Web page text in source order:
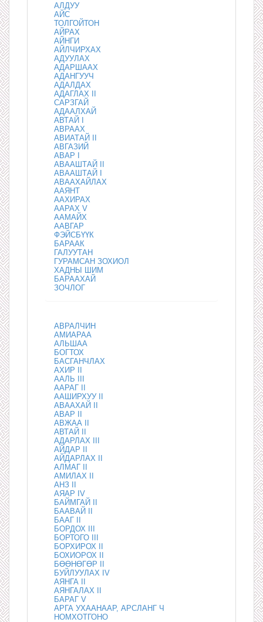
АЛДУУ
АЙС
ТОЛГОЙТОН
АЙРАХ
АЙНГИ
АЙЛЧИРХАХ
АДУУЛАХ
АДАРШААХ
АДАНГУУЧ
АДАЛДАХ
АДАГЛАХ II
САРЗГАЙ
АДААЛХАЙ
АВТАЙ I
АВРААХ
АВИАТАЙ II
АВГАЗИЙ
АВАР I
АВААШТАЙ II
АВААШТАЙ I
АВААХАЙЛАХ
ААЯНТ
ААХИРАХ
ААРАХ V
ААМАЙХ
ААВГАР
ФЭЙСБҮҮК
БАРААК
ГАЛУУТАН
ГУРАМСАН ЗОХИОЛ
ХАДНЫ ШИМ
БАРААХАЙ
ЗОЧЛОГ
АВРАЛЧИН
АМИАРАА
АЛЬШАА
БОГТОХ
БАСГАНЧЛАХ
АХИР II
ААЛЬ III
ААРАГ II
ААШИРХУУ II
АВААХАЙ II
АВАР II
АВЖАА II
АВТАЙ II
АДАРЛАХ III
АЙДАР II
АЙДАРЛАХ II
АЛМАГ II
АМИЛАХ II
АНЗ II
АЯАР IV
БАЙМГАЙ II
БААВАЙ II
БААГ II
БОРДОХ III
БОРТОГО III
БОРХИРОХ II
БОХИОРОХ II
БӨӨНӨГӨР II
БУЙЛУУЛАХ IV
АЯНГА II
АЯНГАЛАХ II
БАРАГ V
АРГА УХААНААР, АРСЛАНГ Ч
НОМХОТГОНО